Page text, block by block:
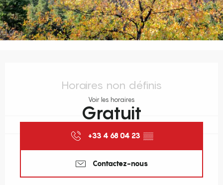
Horaires non définis
Voir les horaires
Gratuit
+33 4 68 04 23 ▒▒
Contactez-nous